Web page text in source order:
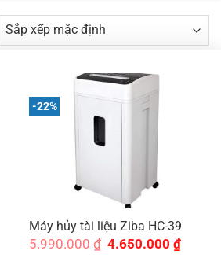
-22%
Máy hủy tài liệu Ziba HC-39
5.990.000₫ Giá
gốc
4.650.000₫Giá